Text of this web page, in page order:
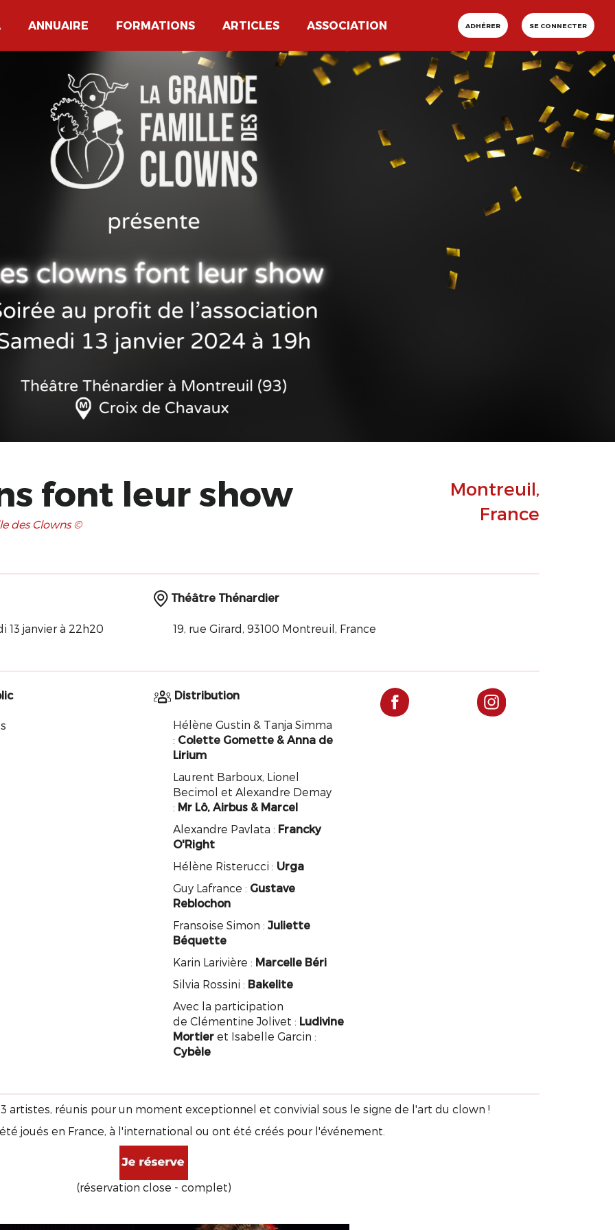
ANNUAIRE FORMATIONS ARTICLES ASSOCIATION ADHÉRER SE CONNECTER
font leur show
des Clowns ©
Montreuil,
France
13 janvier à 22h20
Théâtre Thénardier
19, rue Girard, 93100 Montreuil, France
Distribution
Hélène Gustin & Tanja Simma
: Colette Gomette & Anna de
Lirium
Laurent Barboux, Lionel
Becimol et Alexandre Demay
: Mr Lô, Airbus & Marcel
Alexandre Pavlata : Francky
O'Right
Hélène Risterucci : Urga
Guy Lafrance : Gustave
Reblochon
Fransoise Simon : Juliette
Béquette
Karin Larivière : Marcelle Béri
Silvia Rossini : Bakelite
Avec la participation
de Clémentine Jolivet : Ludivine
Mortier et Isabelle Garcin :
Cybèle
13 artistes, réunis pour un moment exceptionnel et convivial sous le signe de l'art du clown !
joués en France, à l'international ou ont été créés pour l'événement.
(réservation close - complet)